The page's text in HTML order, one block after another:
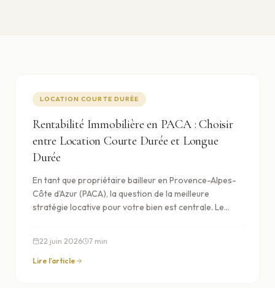
LOCATION COURTE DURÉE
Rentabilité Immobilière en PACA : Choisir
entre Location Courte Durée et Longue
Durée
En tant que propriétaire bailleur en Provence-Alpes-
Côte d'Azur (PACA), la question de la meilleure
stratégie locative pour votre bien est centrale. Le
votre gestion quotidienne et la valorisation de votre
patrimoine. Chaque option présente des avantages et
22 juin 2026 7 min
Lire l'article